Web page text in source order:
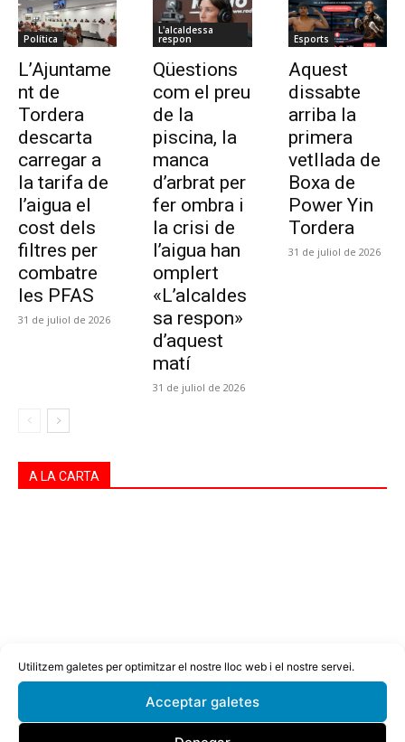
Utilitzem galetes per optimitzar el nostre lloc web i el nostre servei.
Acceptar galetes
Política
L’Ajuntame
nt de
Tordera
descarta
carregar a
la tarifa de
l’aigua el
cost dels
filtres per
combatre
les PFAS
31 de juliol de 2026
L'alcaldessa
respon
Qüestions
com el preu
de la
piscina, la
manca
d’arbrat per
fer ombra i
la crisi de
l’aigua han
omplert
«L’alcaldes
sa respon»
d’aquest
matí
31 de juliol de 2026
Esports
Aquest
dissabte
arriba la
primera
vetllada de
Boxa de
Power Yin
Tordera
31 de juliol de 2026
A LA CARTA